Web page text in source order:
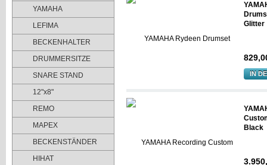
YAMAHA
LEFIMA
BECKENHALTER
DRUMMERSITZE
SNARE STAND
12"x8"
REMO
MAPEX
BECKENSTÄNDER
HIHAT
Glitter
IN
Black